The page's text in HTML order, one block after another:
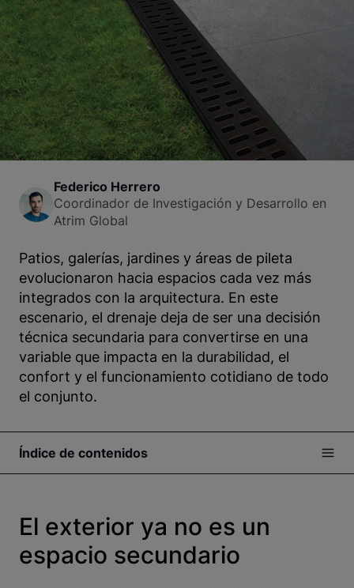
Federico Herrero
Coordinador de Investigación y Desarrollo en
Atrim Global
Patios, galerías, jardines y áreas de pileta
evolucionaron hacia espacios cada vez más
integrados con la arquitectura. En este
escenario, el drenaje deja de ser una decisión
técnica secundaria para convertirse en una
variable que impacta en la durabilidad, el
confort y el funcionamiento cotidiano de todo
el conjunto.
Índice de contenidos
El exterior ya no es un
espacio secundario